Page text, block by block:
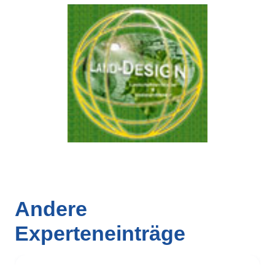
Andere
Experteneinträge